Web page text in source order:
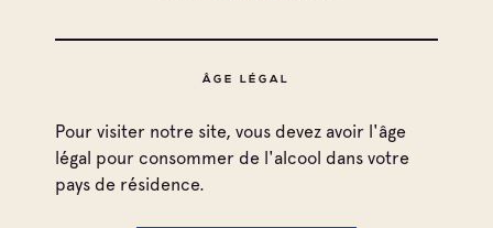
ÂGE LÉGAL
Pour visiter notre site, vous devez avoir l'âge
légal pour consommer de l'alcool dans votre
pays de résidence.
Côtes de Provence
Côtes de Provence Sainte Victoire
Cave particulière